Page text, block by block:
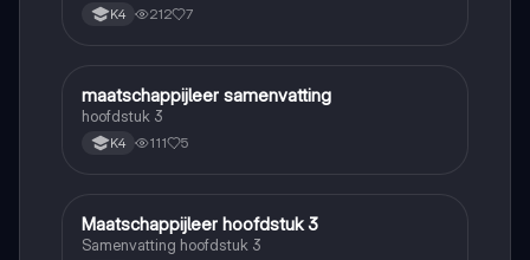
K4 212 7
Maatschappijleer
maatschappijleer samenvatting
hoofdstuk 3
K4 111 5
Maatschappijleer
Maatschappijleer hoofdstuk 3
Samenvatting hoofdstuk 3